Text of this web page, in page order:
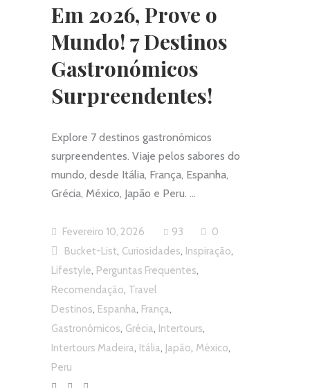
Em 2026, Prove o
Mundo! 7 Destinos
Gastronómicos
Surpreendentes!
Explore 7 destinos gastronómicos
surpreendentes. Viaje pelos sabores do
mundo, desde Itália, França, Espanha,
Grécia, México, Japão e Peru.
Fevereiro 10, 2026 93
0
Bucket-List, Curiosidades, Inspiração,
Lifestyle, Perguntas Frequentes,
Recomendação, Travel
Destinos, Espanha, França,
Gastronómicos, Grécia, Intertours,
Intertours Madeira, Itália, Japão, México,
Peru